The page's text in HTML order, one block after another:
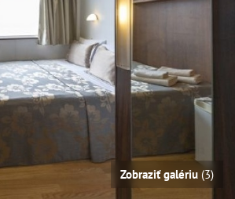
Zobraziť galériu (3)